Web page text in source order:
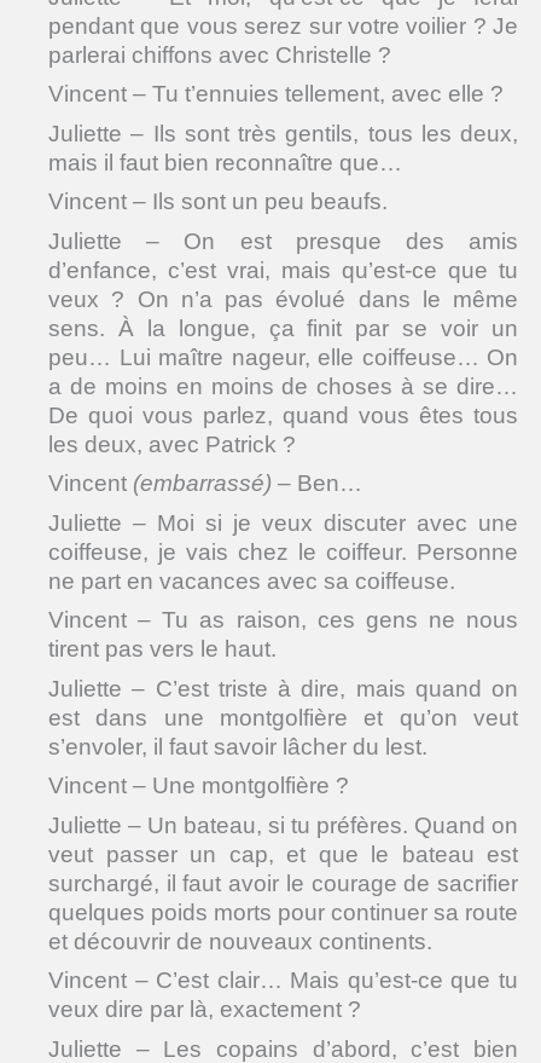
pendant que vous serez sur votre voilier ? Je
parlerai chiffons avec Christelle ?
Vincent – Tu t’ennuies tellement, avec elle ?
Juliette – Ils sont très gentils, tous les deux,
mais il faut bien reconnaître que…
Vincent – Ils sont un peu beaufs.
Juliette – On est presque des amis
d’enfance, c’est vrai, mais qu’est-ce que tu
veux ? On n’a pas évolué dans le même
sens. À la longue, ça finit par se voir un
peu… Lui maître nageur, elle coiffeuse… On
a de moins en moins de choses à se dire…
De quoi vous parlez, quand vous êtes tous
les deux, avec Patrick ?
Vincent (embarrassé) – Ben…
Juliette – Moi si je veux discuter avec une
coiffeuse, je vais chez le coiffeur. Personne
ne part en vacances avec sa coiffeuse.
Vincent – Tu as raison, ces gens ne nous
tirent pas vers le haut.
Juliette – C’est triste à dire, mais quand on
est dans une montgolfière et qu’on veut
s’envoler, il faut savoir lâcher du lest.
Vincent – Une montgolfière ?
Juliette – Un bateau, si tu préfères. Quand on
veut passer un cap, et que le bateau est
surchargé, il faut avoir le courage de sacrifier
quelques poids morts pour continuer sa route
et découvrir de nouveaux continents.
Vincent – C’est clair… Mais qu’est-ce que tu
veux dire par là, exactement ?
Juliette – Les copains d’abord, c’est bien